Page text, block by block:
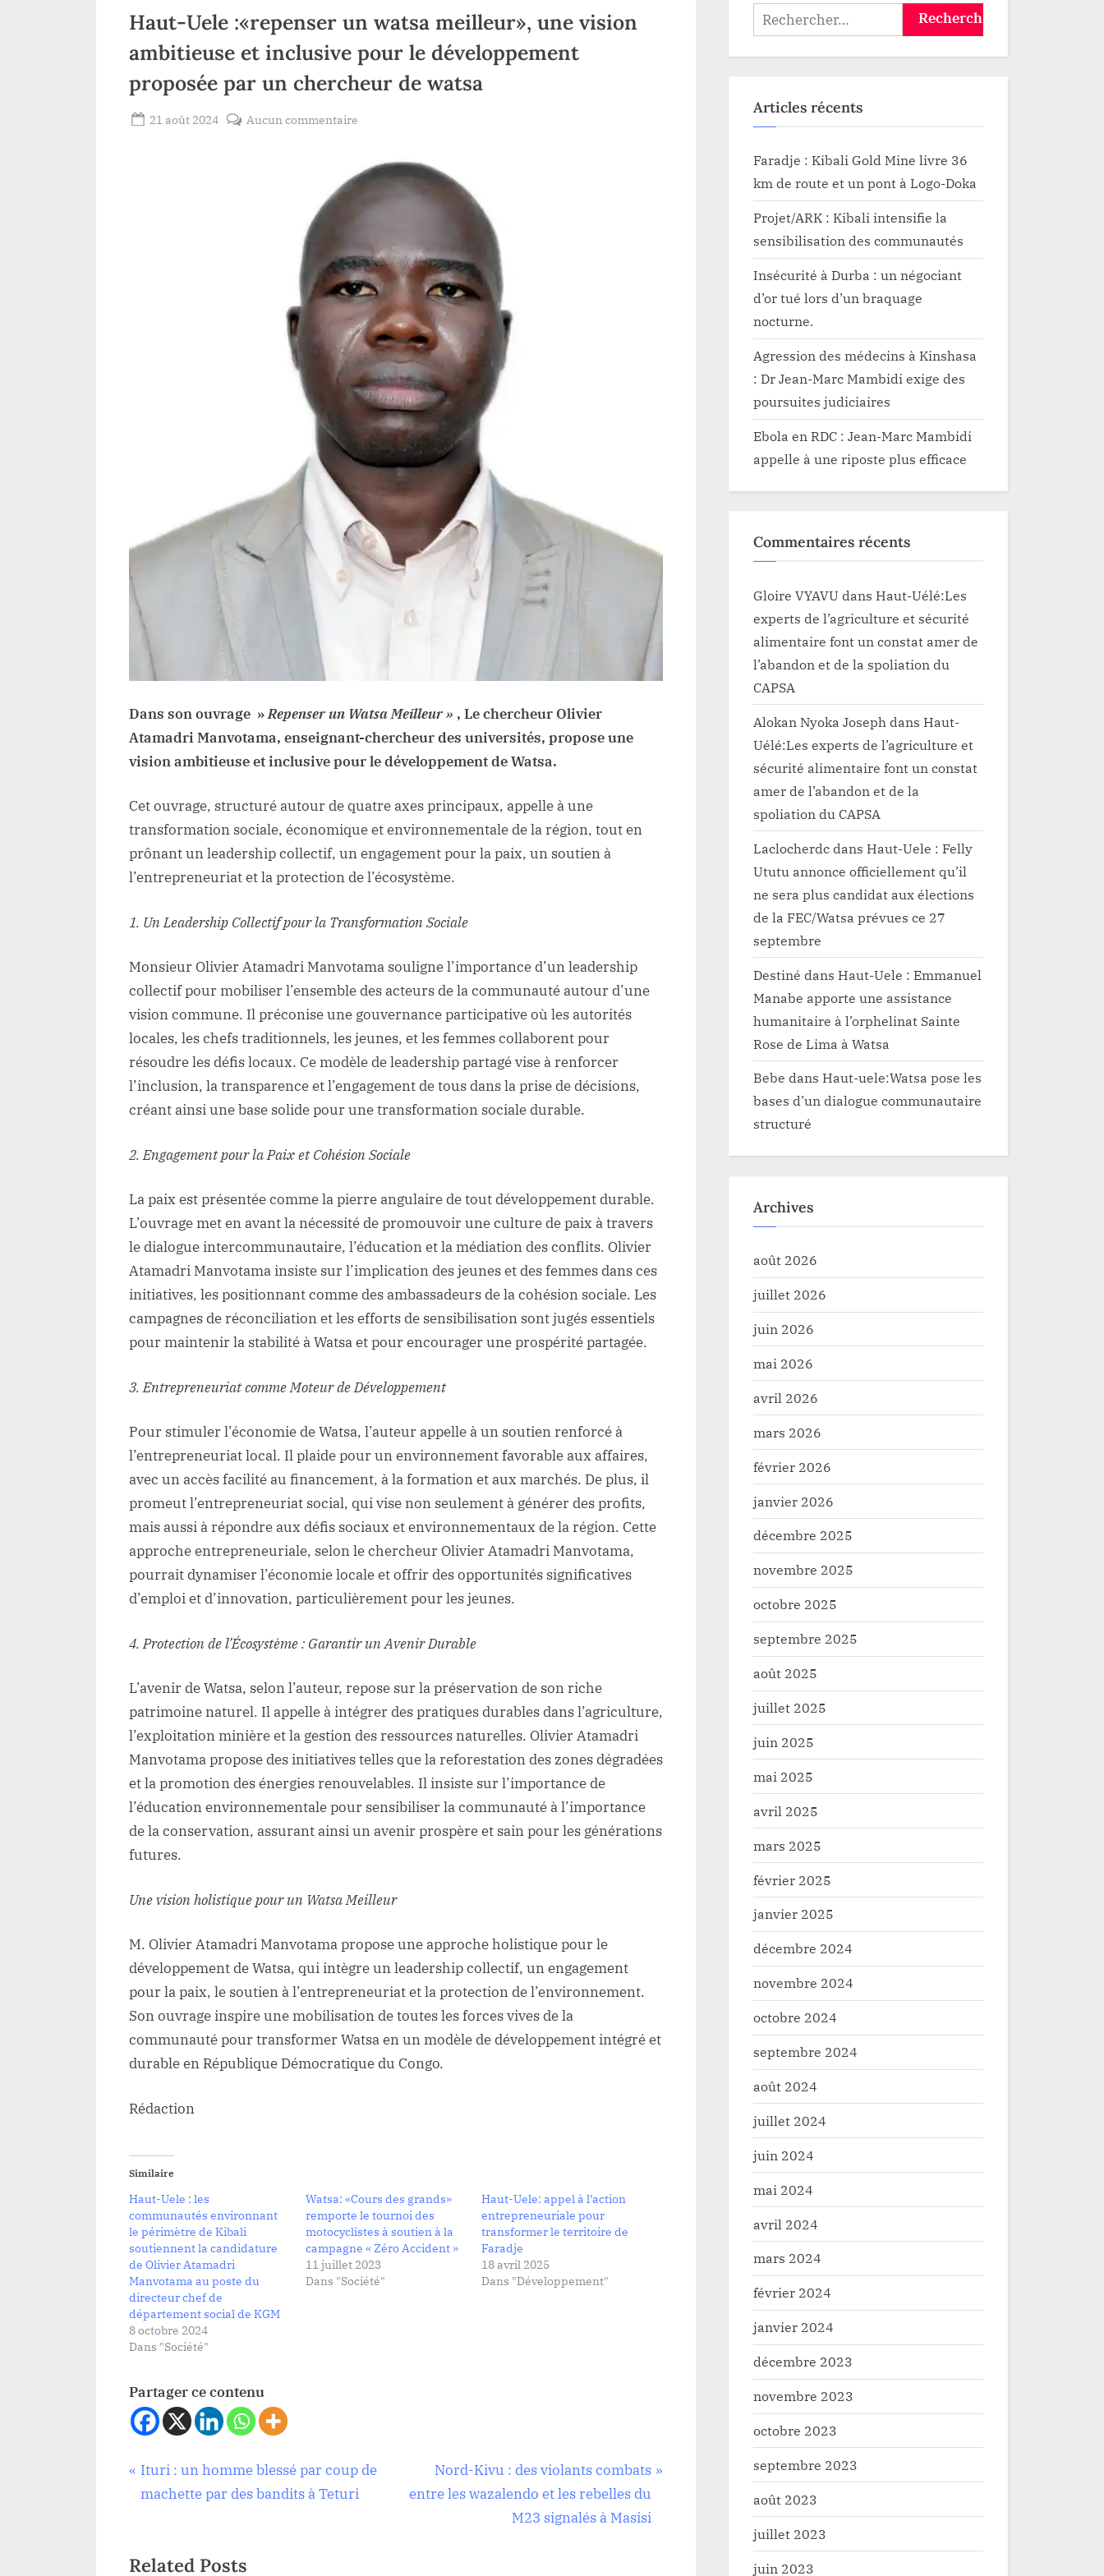
Haut-Uele :«repenser un watsa meilleur», une vision
ambitieuse et inclusive pour le développement
proposée par un chercheur de watsa
Posted
21 août 2024
Aucun commentaire
:«repenser
une
vision
ambitieuse
et
inclusive
pour
le
développement
proposée
par
un
de
watsa
Dans son ouvrage »Repenser un Watsa Meilleur » , Le chercheur Olivier
Atamadri Manvotama, enseignant-chercheur des universités, propose une
vision ambitieuse et inclusive pour le développement de Watsa.
Cet ouvrage, structuré autour de quatre axes principaux, appelle à une
transformation sociale, économique et environnementale de la région, tout en
prônant un leadership collectif, un engagement pour la paix, un soutien à
l’entrepreneuriat et la protection de l’écosystème.
1. Un Leadership Collectif pour la Transformation Sociale
Monsieur Olivier Atamadri Manvotama souligne l’importance d’un leadership
collectif pour mobiliser l’ensemble des acteurs de la communauté autour d’une
vision commune. Il préconise une gouvernance participative où les autorités
locales, les chefs traditionnels, les jeunes, et les femmes collaborent pour
résoudre les défis locaux. Ce modèle de leadership partagé vise à renforcer
l’inclusion, la transparence et l’engagement de tous dans la prise de décisions,
créant ainsi une base solide pour une transformation sociale durable.
2. Engagement pour la Paix et Cohésion Sociale
La paix est présentée comme la pierre angulaire de tout développement durable.
L’ouvrage met en avant la nécessité de promouvoir une culture de paix à travers
le dialogue intercommunautaire, l’éducation et la médiation des conflits. Olivier
Atamadri Manvotama insiste sur l’implication des jeunes et des femmes dans ces
initiatives, les positionnant comme des ambassadeurs de la cohésion sociale. Les
campagnes de réconciliation et les efforts de sensibilisation sont jugés essentiels
pour maintenir la stabilité à Watsa et pour encourager une prospérité partagée.
3. Entrepreneuriat comme Moteur de Développement
Pour stimuler l’économie de Watsa, l’auteur appelle à un soutien renforcé à
l’entrepreneuriat local. Il plaide pour un environnement favorable aux affaires,
avec un accès facilité au financement, à la formation et aux marchés. De plus, il
promeut l’entrepreneuriat social, qui vise non seulement à générer des profits,
mais aussi à répondre aux défis sociaux et environnementaux de la région. Cette
approche entrepreneuriale, selon le chercheur Olivier Atamadri Manvotama,
pourrait dynamiser l’économie locale et offrir des opportunités significatives
d’emploi et d’innovation, particulièrement pour les jeunes.
4. Protection de l’Écosystème : Garantir un Avenir Durable
L’avenir de Watsa, selon l’auteur, repose sur la préservation de son riche
patrimoine naturel. Il appelle à intégrer des pratiques durables dans l’agriculture,
l’exploitation minière et la gestion des ressources naturelles. Olivier Atamadri
Manvotama propose des initiatives telles que la reforestation des zones dégradées
et la promotion des énergies renouvelables. Il insiste sur l’importance de
l’éducation environnementale pour sensibiliser la communauté à l’importance
de la conservation, assurant ainsi un avenir prospère et sain pour les générations
futures.
Une vision holistique pour un Watsa Meilleur
M. Olivier Atamadri Manvotama propose une approche holistique pour le
développement de Watsa, qui intègre un leadership collectif, un engagement
pour la paix, le soutien à l’entrepreneuriat et la protection de l’environnement.
Son ouvrage inspire une mobilisation de toutes les forces vives de la
communauté pour transformer Watsa en un modèle de développement intégré et
durable en République Démocratique du Congo.
Rédaction
Similaire
Haut-Uele : les
communautés environnant
le périmètre de Kibali
soutiennent la candidature
de Olivier Atamadri
Manvotama au poste du
directeur chef de
département social de KGM
8 octobre 2024
Dans "Société"
Watsa: «Cours des grands»
remporte le tournoi des
motocyclistes à soutien à la
campagne « Zéro Accident »
11 juillet 2023
Dans "Société"
Haut-Uele: appel à l’action
entrepreneuriale pour
transformer le territoire de
Faradje
18 avril 2025
Dans "Développement"
Partager ce contenu
Société
Navigation
l’article
P
r
i
Ituri : un homme blessé par coup de
machette par des bandits à Teturi
N
e
Nord-Kivu : des violants combats
entre les wazalendo et les rebelles du
M23 signalés à Masisi
Related Posts
Rechercher :
Articles récents
Faradje : Kibali Gold Mine livre 36
km de route et un pont à Logo-Doka
Projet/ARK : Kibali intensifie la
sensibilisation des communautés
Insécurité à Durba : un négociant
d’or tué lors d’un braquage
nocturne.
Agression des médecins à Kinshasa
: Dr Jean-Marc Mambidi exige des
poursuites judiciaires
Ebola en RDC : Jean-Marc Mambidi
appelle à une riposte plus efficace
Commentaires récents
Gloire VYAVU dans Haut-Uélé:Les
experts de l’agriculture et sécurité
alimentaire font un constat amer de
l’abandon et de la spoliation du
CAPSA
Alokan Nyoka Joseph dans Haut-
Uélé:Les experts de l’agriculture et
sécurité alimentaire font un constat
amer de l’abandon et de la
spoliation du CAPSA
Laclocherdcdans Haut-Uele : Felly
Ututu annonce officiellement qu’il
ne sera plus candidat aux élections
de la FEC/Watsa prévues ce 27
septembre
Destiné dans Haut-Uele : Emmanuel
Manabe apporte une assistance
humanitaire à l’orphelinat Sainte
Rose de Lima à Watsa
Bebe dans Haut-uele:Watsa pose les
bases d’un dialogue communautaire
structuré
Archives
août 2026
juillet 2026
juin 2026
mai 2026
avril 2026
mars 2026
février 2026
janvier 2026
décembre 2025
novembre 2025
octobre 2025
septembre 2025
août 2025
juillet 2025
juin 2025
mai 2025
avril 2025
mars 2025
février 2025
janvier 2025
décembre 2024
novembre 2024
octobre 2024
septembre 2024
août 2024
juillet 2024
juin 2024
mai 2024
avril 2024
mars 2024
février 2024
janvier 2024
décembre 2023
novembre 2023
octobre 2023
septembre 2023
août 2023
juillet 2023
juin 2023